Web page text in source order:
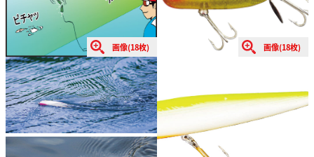
画像(18枚) 画像(18枚)